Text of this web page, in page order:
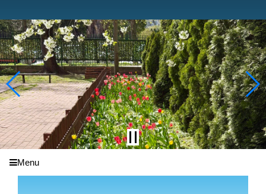
Menu